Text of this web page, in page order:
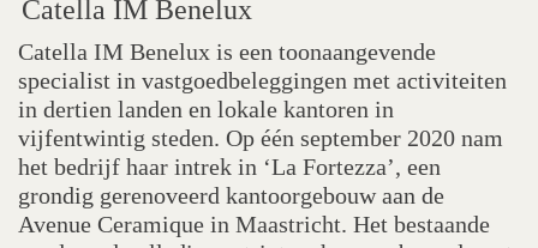
Catella IM Benelux
Catella IM Benelux is een toonaangevende
specialist in vastgoedbeleggingen met activiteiten
in dertien landen en lokale kantoren in
vijfentwintig steden. Op één september 2020 nam
het bedrijf haar intrek in ‘La Fortezza’, een
grondig gerenoveerd kantoorgebouw aan de
Avenue Ceramique in Maastricht. Het bestaande